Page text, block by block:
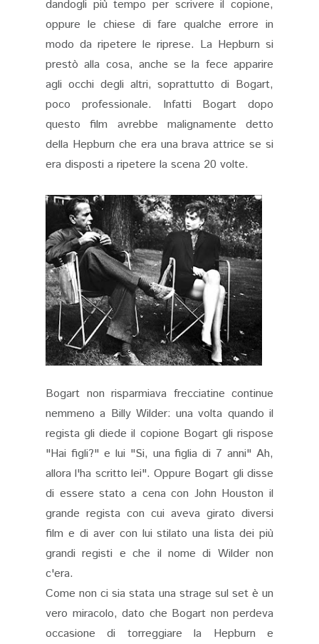
dandogli più tempo per scrivere il copione,
oppure le chiese di fare qualche errore in
modo da ripetere le riprese. La Hepburn si
prestò alla cosa, anche se la fece apparire
agli occhi degli altri, soprattutto di Bogart,
poco professionale. Infatti Bogart dopo
questo film avrebbe malignamente detto
della Hepburn che era una brava attrice se si
era disposti a ripetere la scena 20 volte.
Bogart non risparmiava frecciatine continue
nemmeno a Billy Wilder: una volta quando il
regista gli diede il copione Bogart gli rispose
"Hai figli?" e lui "Si, una figlia di 7 anni" Ah,
allora l'ha scritto lei". Oppure Bogart gli disse
di essere stato a cena con John Houston il
grande regista con cui aveva girato diversi
film e di aver con lui stilato una lista dei più
grandi registi e che il nome di Wilder non
c'era.
Come non ci sia stata una strage sul set è un
vero miracolo, dato che Bogart non perdeva
occasione di torreggiare la Hepburn e